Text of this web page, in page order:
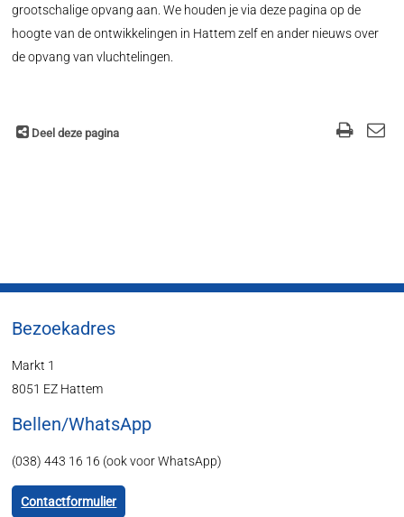
grootschalige opvang aan. We houden je via deze pagina op de
hoogte van de ontwikkelingen in Hattem zelf en ander nieuws over
de opvang van vluchtelingen.
Deel deze pagina
Bezoekadres
Markt 1
8051 EZ Hattem
Bellen/WhatsApp
(038) 443 16 16 (ook voor WhatsApp)
Contactformulier